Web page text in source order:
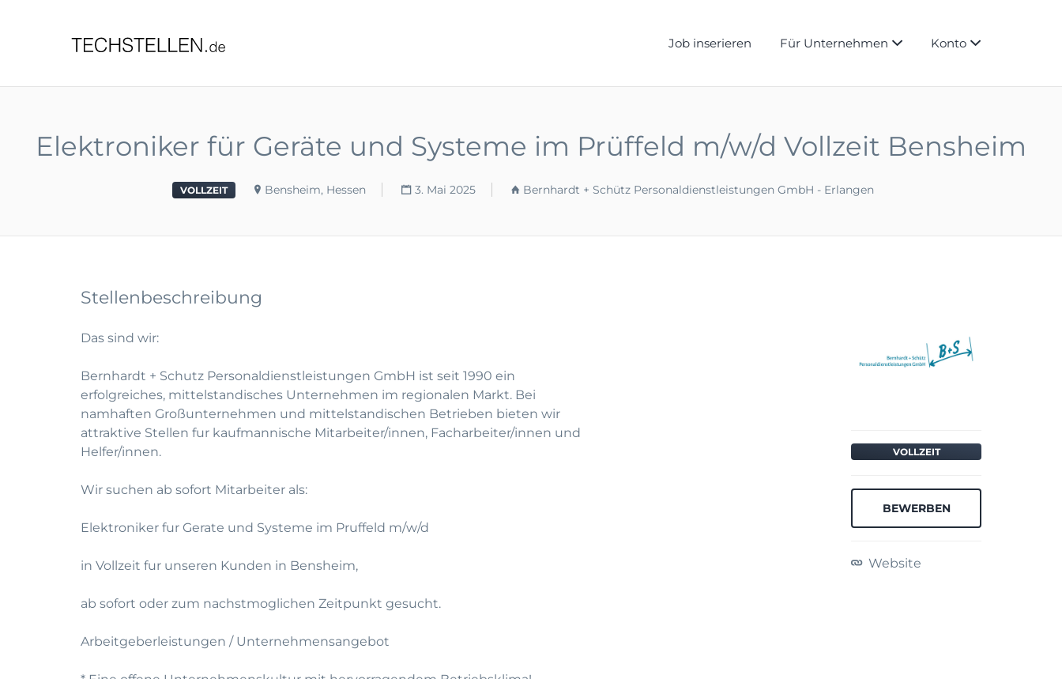
Job inserieren Für Unternehmen Konto
Elektroniker für Geräte und Systeme im Prüffeld m/w/d Vollzeit Bensheim
VOLLZEIT Bensheim, Hessen 3. Mai 2025 Bernhardt + Schütz Personaldienstleistungen GmbH - Erlangen
Stellenbeschreibung
Das sind wir:
Bernhardt + Schutz Personaldienstleistungen GmbH ist seit 1990 ein
erfolgreiches, mittelstandisches Unternehmen im regionalen Markt. Bei
namhaften Großunternehmen und mittelstandischen Betrieben bieten wir
attraktive Stellen fur kaufmannische Mitarbeiter/innen, Facharbeiter/innen und
Helfer/innen.
Wir suchen ab sofort Mitarbeiter als:
Elektroniker fur Gerate und Systeme im Pruffeld m/w/d
in Vollzeit fur unseren Kunden in Bensheim,
ab sofort oder zum nachstmoglichen Zeitpunkt gesucht.
Arbeitgeberleistungen / Unternehmensangebot
VOLLZEIT
BEWERBEN
Website